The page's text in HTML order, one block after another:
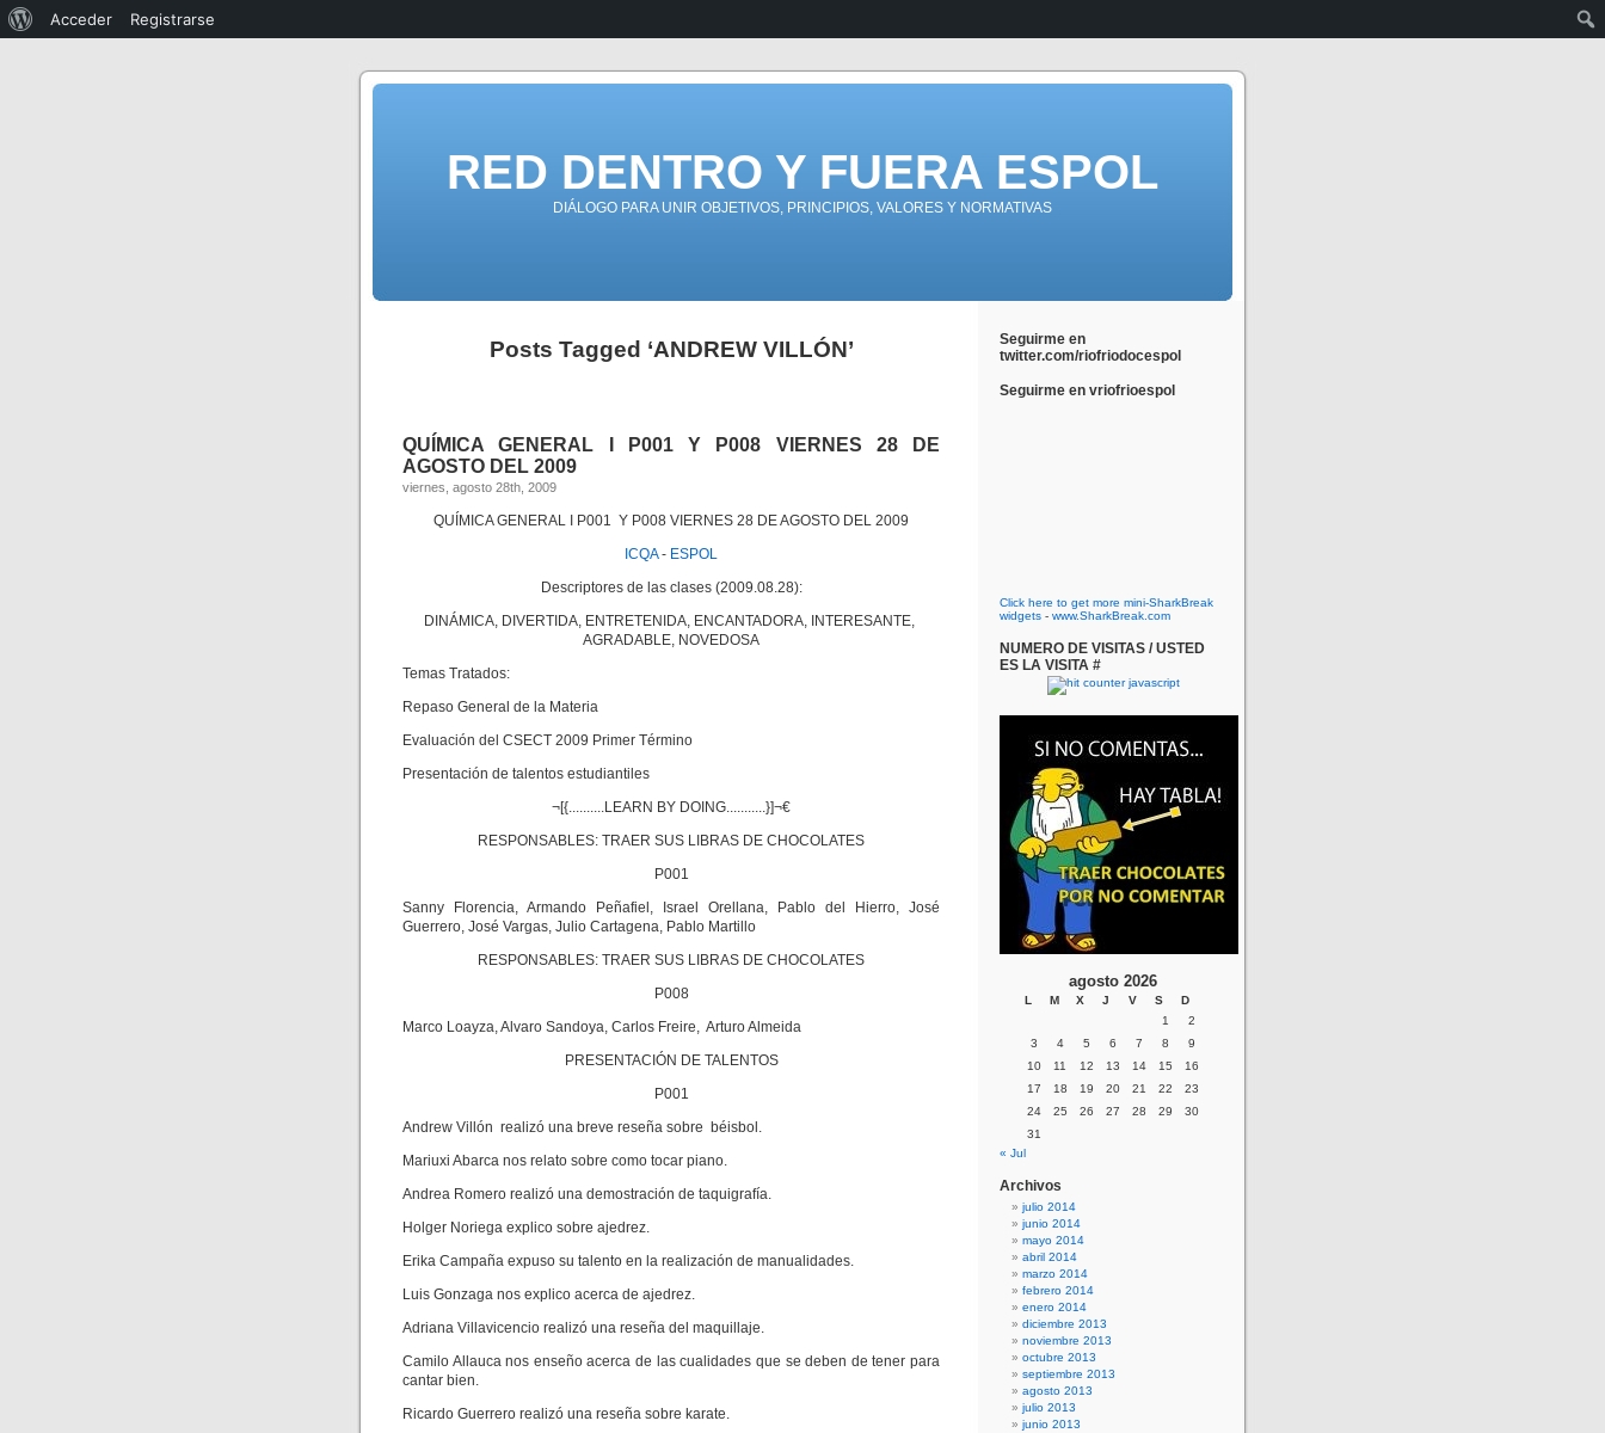
RED DENTRO Y FUERA ESPOL
DIÁLOGO PARA UNIR OBJETIVOS, PRINCIPIOS, VALORES Y NORMATIVAS
Posts Tagged ‘ANDREW VILLÓN’
QUÍMICA GENERAL I P001 Y P008 VIERNES 28 DE
AGOSTO DEL 2009
viernes, agosto 28th, 2009
QUÍMICA GENERAL I P001 Y P008 VIERNES 28 DE AGOSTO DEL 2009
ICQA- ESPOL
Descriptores de las clases (2009.08.28):
DINÁMICA, DIVERTIDA, ENTRETENIDA, ENCANTADORA, INTERESANTE,
AGRADABLE, NOVEDOSA
Temas Tratados:
Repaso General de la Materia
Evaluación del CSECT 2009 Primer Término
Presentación de talentos estudiantiles
¬[{..........LEARN BY DOING...........}]¬€
RESPONSABLES: TRAER SUS LIBRAS DE CHOCOLATES
P001
Sanny Florencia, Armando Peñafiel, Israel Orellana, Pablo del Hierro, José
Guerrero, José Vargas, Julio Cartagena, Pablo Martillo
RESPONSABLES: TRAER SUS LIBRAS DE CHOCOLATES
P008
Marco Loayza, Alvaro Sandoya, Carlos Freire, Arturo Almeida
PRESENTACIÓN DE TALENTOS
P001
Andrew Villón realizó una breve reseña sobre béisbol.
Mariuxi Abarca nos relato sobre como tocar piano.
Andrea Romero realizó una demostración de taquigrafía.
Holger Noriega explico sobre ajedrez.
Erika Campaña expuso su talento en la realización de manualidades.
Luis Gonzaga nos explico acerca de ajedrez.
Adriana Villavicencio realizó una reseña del maquillaje.
Camilo Allauca nos enseño acerca de las cualidades que se deben de tener para
cantar bien.
Ricardo Guerrero realizó una reseña sobre karate.
Seguirme en
twitter.com/riofriodocespol
Seguirme en vriofrioespol
Click here to get more mini-SharkBreak
widgets - www.SharkBreak.com
NUMERO DE VISITAS / USTED
ES LA VISITA #
agosto 2026
L M X J V S
D
1
2
3
4 5 6 7 8
9
10
11 12 13 14 15
16
17
18 19 20 21 22
23
24
25 26 27 28 29
30
31
« Jul
Archivos
julio 2014
junio 2014
mayo 2014
abril 2014
marzo 2014
febrero 2014
enero 2014
diciembre 2013
noviembre 2013
octubre 2013
septiembre 2013
agosto 2013
julio 2013
junio 2013
Acceder Registrarse